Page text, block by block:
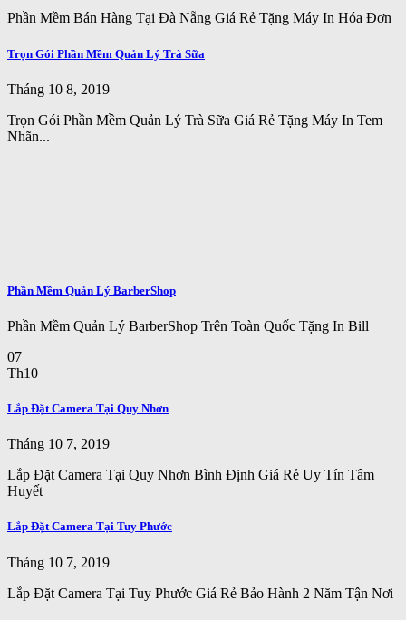
Phần Mềm Bán Hàng Tại Đà Nẵng Giá Rẻ Tặng Máy In Hóa Đơn
Trọn Gói Phần Mềm Quản Lý Trà Sữa
Tháng 10 8, 2019
Trọn Gói Phần Mềm Quản Lý Trà Sữa Giá Rẻ Tặng Máy In Tem
Nhãn...
Phần Mềm Quản Lý BarberShop
Phần Mềm Quản Lý BarberShop Trên Toàn Quốc Tặng In Bill
07
Th10
Lắp Đặt Camera Tại Quy Nhơn
Tháng 10 7, 2019
Lắp Đặt Camera Tại Quy Nhơn Bình Định Giá Rẻ Uy Tín Tâm
Huyết
Lắp Đặt Camera Tại Tuy Phước
Tháng 10 7, 2019
Lắp Đặt Camera Tại Tuy Phước Giá Rẻ Bảo Hành 2 Năm Tận Nơi